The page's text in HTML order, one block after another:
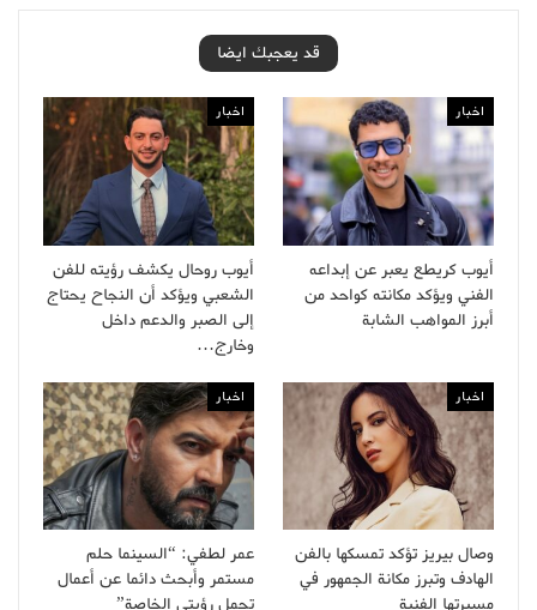
قد يعجبك ايضا
اخبار
أيوب كريطع يعبر عن إبداعه
الفني ويؤكد مكانته كواحد من
أبرز المواهب الشابة
اخبار
أيوب روحال يكشف رؤيته للفن
الشعبي ويؤكد أن النجاح يحتاج
إلى الصبر والدعم داخل
وخارج…
اخبار
وصال بيريز تؤكد تمسكها بالفن
الهادف وتبرز مكانة الجمهور في
مسيرتها الفنية
اخبار
عمر لطفي: “السينما حلم
مستمر وأبحث دائما عن أعمال
تحمل رؤيتي الخاصة”